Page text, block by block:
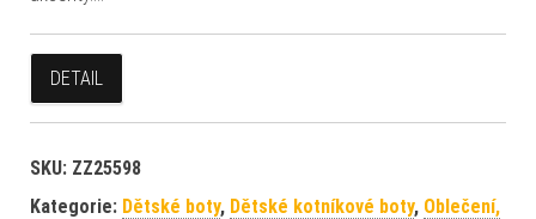
DETAIL
SKU: ZZ25598
Kategorie: Dětské boty, Dětské kotníkové boty, Oblečení,